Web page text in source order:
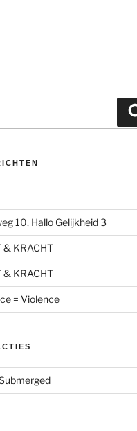
10, Hallo Gelijkheid 3
& KRACHT
& KRACHT
= Violence